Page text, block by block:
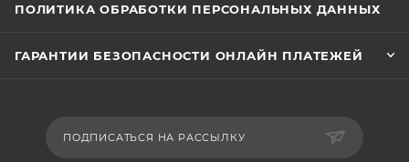
ПОЛИТИКА ОБРАБОТКИ ПЕРСОНАЛЬНЫХ ДАННЫХ
ГАРАНТИИ БЕЗОПАСНОСТИ ОНЛАЙН ПЛАТЕЖЕЙ
ПОДПИСАТЬСЯ НА РАССЫЛКУ